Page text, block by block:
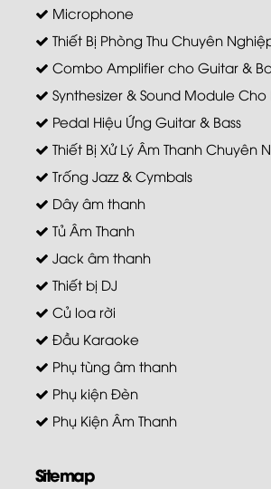
Microphone
Thiết Bị Phòng Thu Chuyên
Combo Amplifier cho Guitar &
Synthesizer & Sound Module
Pedal Hiệu Ứng Guitar & Bass
Thiết Bị Xử Lý Âm Thanh Chuyên
Trống Jazz & Cymbals
Dây âm thanh
Tủ Âm Thanh
Jack âm thanh
Thiết bị DJ
Củ loa rời
Đầu Karaoke
Phụ tùng âm thanh
Phụ kiện Đèn
Phụ Kiện Âm Thanh
Sitemap